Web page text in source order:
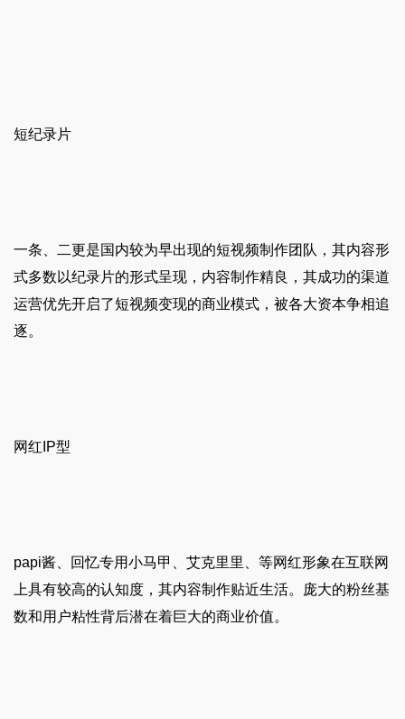
短纪录片
一条、二更是国内较为早出现的短视频制作团队，其内容形
式多数以纪录片的形式呈现，内容制作精良，其成功的渠道
运营优先开启了短视频变现的商业模式，被各大资本争相追
逐。
网红IP型
papi酱、回忆专用小马甲、艾克里里、等网红形象在互联网
上具有较高的认知度，其内容制作贴近生活。庞大的粉丝基
数和用户粘性背后潜在着巨大的商业价值。